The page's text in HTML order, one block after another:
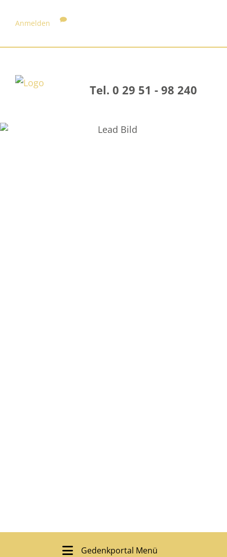
Anmelden
Tel. 0 29 51 - 98 240
Gedenkportal Menü